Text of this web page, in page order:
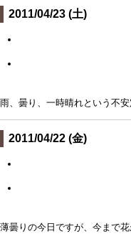
2011/04/23 (土)
雨、曇り、一時晴れという不
2011/04/22 (金)
薄曇りの今日ですが、今まで